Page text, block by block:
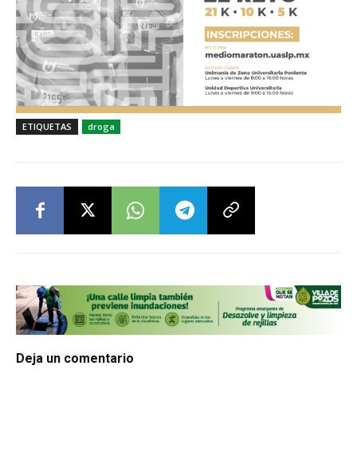
ETIQUETAS droga
Deja un comentario